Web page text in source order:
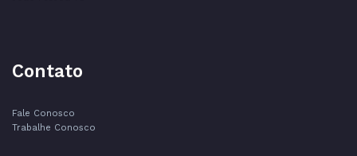
Contato
Fale Conosco
Trabalhe Conosco